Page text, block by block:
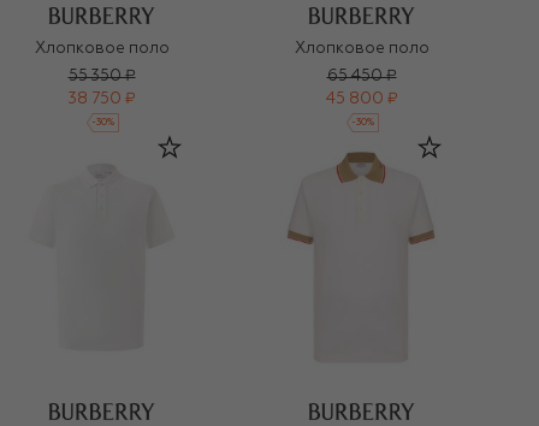
Хлопковое поло
55 350 ₽
38 750 ₽
-30%
Хлопковое поло
65 450 ₽
45 800 ₽
-30%